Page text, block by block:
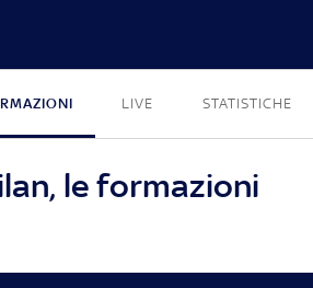
LIVE STATISTICHE
le formazioni